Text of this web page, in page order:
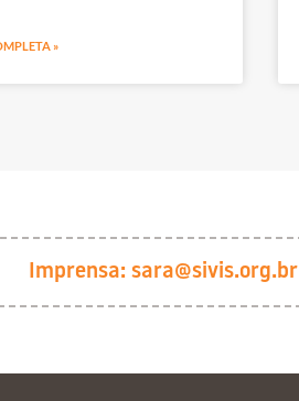
»
Imprensa: sara@sivis.org.br